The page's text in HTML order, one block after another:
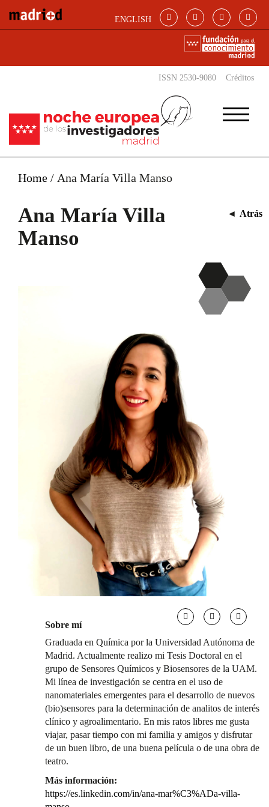
ENGLISH
ISSN 2530-9080 Créditos
Home / Ana María Villa Manso
Ana María Villa
Manso
◄ Atrás
Sobre mí
Graduada en Química por la Universidad Autónoma de
Madrid. Actualmente realizo mi Tesis Doctoral en el
grupo de Sensores Químicos y Biosensores de la UAM.
Mi línea de investigación se centra en el uso de
nanomateriales emergentes para el desarrollo de nuevos
(bio)sensores para la determinación de analitos de interés
clínico y agroalimentario. En mis ratos libres me gusta
viajar, pasar tiempo con mi familia y amigos y disfrutar
de un buen libro, de una buena película o de una obra de
teatro.
Más información:
https://es.linkedin.com/in/ana-mar%C3%ADa-villa-